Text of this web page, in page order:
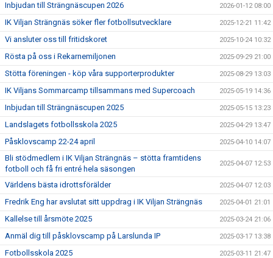
Inbjudan till Strängnäscupen 2026 2026-01-12 08:00
IK Viljan Strängnäs söker fler fotbollsutvecklare 2025-12-21 11:42
Vi ansluter oss till fritidskoret 2025-10-24 10:32
Rösta på oss i Rekarnemiljonen 2025-09-29 21:00
Stötta föreningen - köp våra supporterprodukter 2025-08-29 13:03
IK Viljans Sommarcamp tillsammans med Supercoach 2025-05-19 14:36
Inbjudan till Strängnäscupen 2025 2025-05-15 13:23
Landslagets fotbollsskola 2025 2025-04-29 13:47
Påsklovscamp 22-24 april 2025-04-10 14:07
Bli stödmedlem i IK Viljan Strängnäs – stötta framtidens
fotboll och få fri entré hela säsongen
2025-04-07 12:53
Världens bästa idrottsförälder 2025-04-07 12:03
Fredrik Eng har avslutat sitt uppdrag i IK Viljan Strängnäs 2025-04-01 21:01
Kallelse till årsmöte 2025 2025-03-24 21:06
Anmäl dig till påsklovscamp på Larslunda IP 2025-03-17 13:38
Fotbollsskola 2025 2025-03-11 21:47